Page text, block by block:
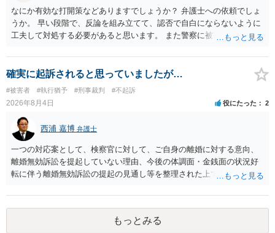
あること。 以上の通りですから、アルコール摂取だけでなく、「同意
しない意思を形成し、表明し若しくは全うすることが困難な状態」で
あることが必要です。
なにか有効な打開策などありますでしょうか？ 弁護士への依頼でしょ
うか。 早い段階で、反論を組み立てて、認否で自白にならないように
工夫して対処する必要があると思います。 また警察に被害届を出すと
告訴状を作って証拠をそろえて出すことでしょう。
確実に起訴されると思っていましたが…
#被害者 #執行猶予 #刑事裁判 #不起訴
2026年8月4日 役にたった 2
西浦 嘉博 弁護士
一つの対応案として、検察官に対して、ご自身の離婚に対する意向、
離婚無効訴訟を提起していない理由、今後の体調面・金銭面の状況好
転に伴う離婚無効訴訟の提起の見通し等を整理された上で、書面とし
検察官の処分判断の際、相談者さんの意向を示す証拠の一つとして位
置づけられる様に思われます。 より詳細についてお聞きになりたい場
合、最寄りの法律事務所での相談を検討ください
もっとみる